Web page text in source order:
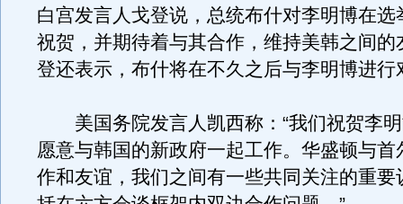
白宫发言人戈登说，总统布什对李明博在选
祝贺，并期待着与其合作，维持美韩之间的
登还表示，布什将在不久之后与李明博进行
美国务院发言人凯西称：“我们祝贺李明
愿意与韩国的新政府一起工作。华盛顿与首
作和友谊，我们之间有一些共同关注的重要